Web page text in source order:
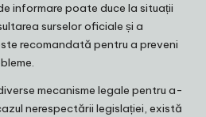
informare poate duce la situații
surselor oficiale și a
recomandată pentru a preveni
mecanisme legale pentru a-
nerespectării legislației, există